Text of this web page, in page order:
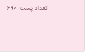
تعداد پست: 690